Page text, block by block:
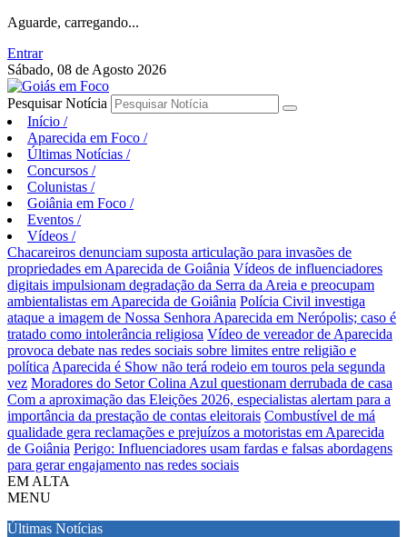
Aguarde, carregando...
Entrar
Sábado, 08 de Agosto 2026
Pesquisar Notícia
Início /
Aparecida em Foco /
Últimas Notícias /
Concursos /
Colunistas /
Goiânia em Foco /
Eventos /
Vídeos /
Chacareiros denunciam suposta articulação para invasões de
propriedades em Aparecida de Goiânia Vídeos de influenciadores
digitais impulsionam degradação da Serra da Areia e preocupam
ambientalistas em Aparecida de Goiânia Polícia Civil investiga
ataque a imagem de Nossa Senhora Aparecida em Nerópolis; caso é
tratado como intolerância religiosa Vídeo de vereador de Aparecida
provoca debate nas redes sociais sobre limites entre religião e
política Aparecida é Show não terá rodeio em touros pela segunda
vez Moradores do Setor Colina Azul questionam derrubada de casa
Com a aproximação das Eleições 2026, especialistas alertam para a
importância da prestação de contas eleitorais Combustível de má
qualidade gera reclamações e prejuízos a motoristas em Aparecida
de Goiânia Perigo: Influenciadores usam fardas e falsas abordagens
para gerar engajamento nas redes sociais
EM ALTA
MENU
Últimas Notícias